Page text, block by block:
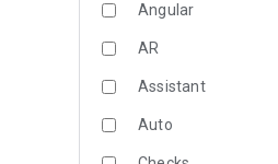
Angular
AR
Assistant
Auto